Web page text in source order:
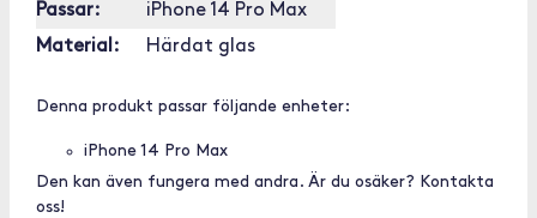
Passar:
iPhone 14 Pro Max
Material:
Härdat glas
Denna produkt passar följande enheter:
iPhone 14 Pro Max
Den kan även fungera med andra. Är du osäker? Kontakta
oss!